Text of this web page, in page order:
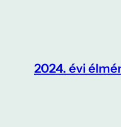
2024. évi